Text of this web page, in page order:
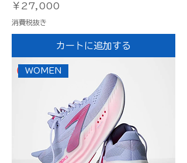
価格
￥27,000
消費税抜き
カートに追加する
WOMEN